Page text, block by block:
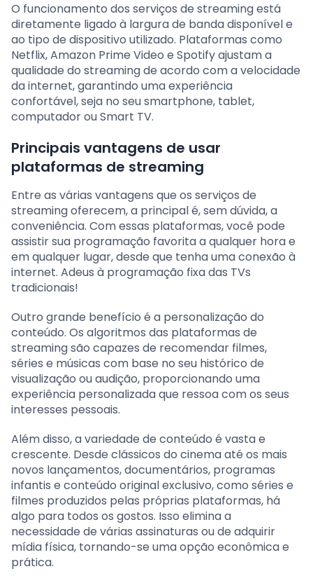
O funcionamento dos serviços de streaming está
diretamente ligado à largura de banda disponível e
ao tipo de dispositivo utilizado. Plataformas como
Netflix, Amazon Prime Video e Spotify ajustam a
qualidade do streaming de acordo com a velocidade
da internet, garantindo uma experiência
confortável, seja no seu smartphone, tablet,
computador ou Smart TV.
Principais vantagens de usar
plataformas de streaming
Entre as várias vantagens que os serviços de
streaming oferecem, a principal é, sem dúvida, a
conveniência. Com essas plataformas, você pode
assistir sua programação favorita a qualquer hora e
em qualquer lugar, desde que tenha uma conexão à
internet. Adeus à programação fixa das TVs
tradicionais!
Outro grande benefício é a personalização do
conteúdo. Os algoritmos das plataformas de
streaming são capazes de recomendar filmes,
séries e músicas com base no seu histórico de
visualização ou audição, proporcionando uma
experiência personalizada que ressoa com os seus
interesses pessoais.
Além disso, a variedade de conteúdo é vasta e
crescente. Desde clássicos do cinema até os mais
novos lançamentos, documentários, programas
infantis e conteúdo original exclusivo, como séries e
filmes produzidos pelas próprias plataformas, há
algo para todos os gostos. Isso elimina a
necessidade de várias assinaturas ou de adquirir
mídia física, tornando-se uma opção econômica e
prática.